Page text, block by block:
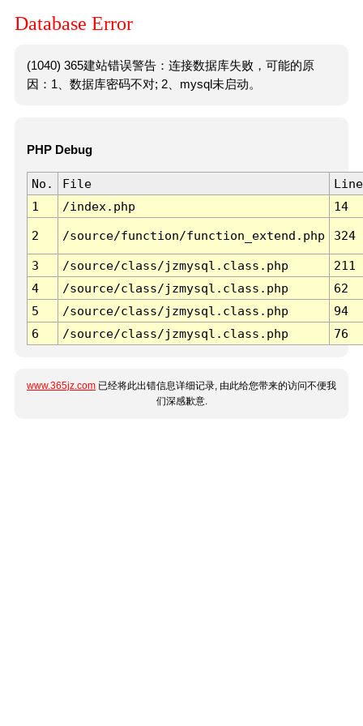
Database Error
(1040) 365建站错误警告：连接数据库失败，可能的原
因：1、数据库密码不对; 2、mysql未启动。
PHP Debug
No. File
Line
1
/index.php 14
2 /source/function/function_extend.php 324
3 /source/class/jzmysql.class.php
211
4
/source/class/jzmysql.class.php
62
5
/source/class/jzmysql.class.php
94
6
/source/class/jzmysql.class.php 76
www.365jz.com 已经将此出错信息详细记录, 由此给您带来的访问不便我
们深感歉意.